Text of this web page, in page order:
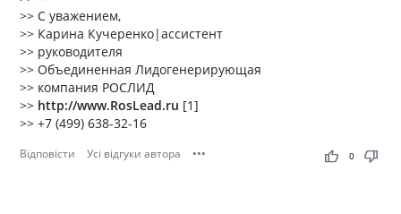
>> С уважением,
>> Карина Кучеренко|ассистент
>> руководителя
>> Объединенная Лидогенерирующая
>> компания РОСЛИД
>> http://www.RosLead.ru [1]
>> +7 (499) 638-32-16
Відповісти Усі відгуки автора ••• thumb_up thumb_down
0